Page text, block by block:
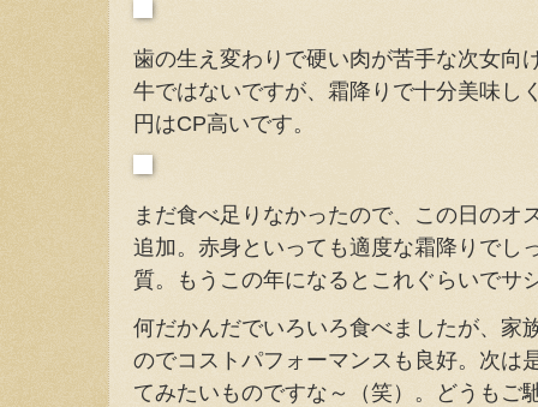
歯の生え変わりで硬い肉が苦手な次女向
牛ではないですが、霜降りで十分美味し
円はCP高いです。
まだ食べ足りなかったので、この日のオ
追加。赤身といっても適度な霜降りでし
質。もうこの年になるとこれぐらいでサ
何だかんだでいろいろ食べましたが、家
のでコストパフォーマンスも良好。次は
てみたいものですな～（笑）。どうもご